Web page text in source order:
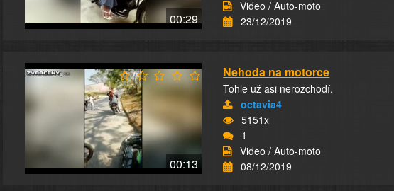
00:29
Video / Auto-moto
23/12/2019
00:13
Nehoda na motorce
Tohle už asi nerozchodí.
octavia4
5151x
1
Video / Auto-moto
08/12/2019